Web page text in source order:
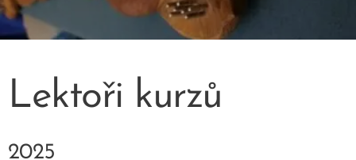
Lektoři kurzů
2025